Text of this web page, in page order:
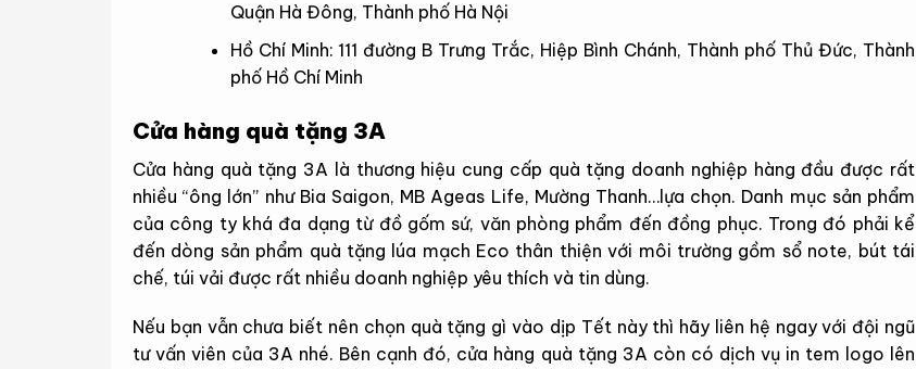
Quận Hà Đông, Thành phố Hà Nội
Hồ Chí Minh: 111 đường B Trưng Trắc, Hiệp Bình Chánh, Thành phố Thủ Đức, Thành
phố Hồ Chí Minh
Cửa hàng quà tặng 3A
Cửa hàng quà tặng 3A là thương hiệu cung cấp quà tặng doanh nghiệp hàng đầu được rất
nhiều “ông lớn” như Bia Saigon, MB Ageas Life, Mường Thanh…lựa chọn. Danh mục sản phẩm
của công ty khá đa dạng từ đồ gốm sứ, văn phòng phẩm đến đồng phục. Trong đó phải kể
đến dòng sản phẩm quà tặng lúa mạch Eco thân thiện với môi trường gồm sổ note, bút tái
chế, túi vải được rất nhiều doanh nghiệp yêu thích và tin dùng.
Nếu bạn vẫn chưa biết nên chọn quà tặng gì vào dịp Tết này thì hãy liên hệ ngay với đội ngũ
tư vấn viên của 3A nhé. Bên cạnh đó, cửa hàng quà tặng 3A còn có dịch vụ in tem logo lên